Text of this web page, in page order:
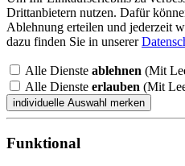
Drittanbietern nutzen. Dafür
Ablehnung erteilen und jederzeit
dazu finden Sie in unserer
Alle Dienste ablehnen (Mit
Alle Dienste erlauben (Mit
Funktional